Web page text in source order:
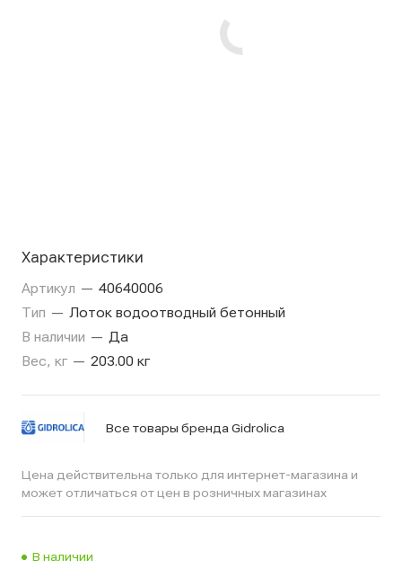
Характеристики
Артикул — 40640006
Тип — Лоток водоотводный бетонный
В наличии — Да
Вес, кг — 203.00 кг
Все товары бренда Gidrolica
Цена действительна только для интернет-магазина и
может отличаться от цен в розничных магазинах
В наличии